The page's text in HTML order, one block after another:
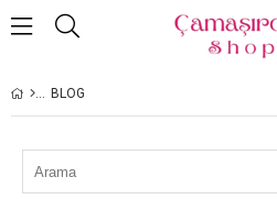
BLOG